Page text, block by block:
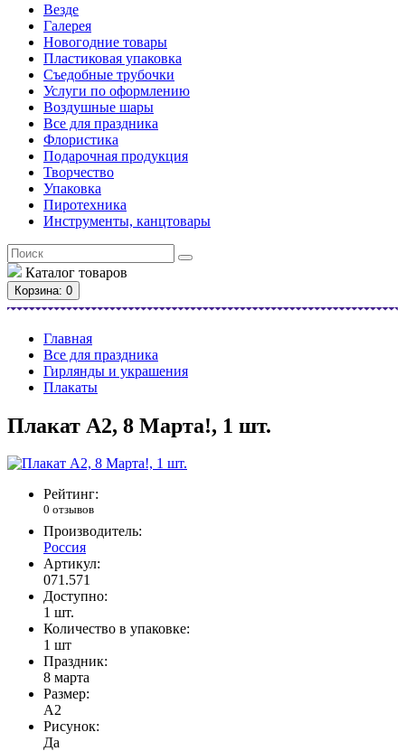
Везде
Галерея
Новогодние товары
Пластиковая упаковка
Съедобные трубочки
Услуги по оформлению
Воздушные шары
Все для праздника
Флористика
Подарочная продукция
Творчество
Упаковка
Пиротехника
Инструменты, канцтовары
Каталог товаров
Корзина: 0
Главная
Все для праздника
Гирлянды и украшения
Плакаты
Плакат А2, 8 Марта!, 1 шт.
Рейтинг:
0 отзывов
Производитель:
Россия
Артикул:
071.571
Доступно:
1 шт.
Количество в упаковке:
1 шт
Праздник:
8 марта
Размер:
А2
Рисунок:
Да